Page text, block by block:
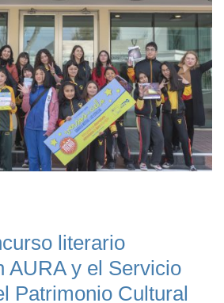
literario
AURA y el Servicio
Patrimonio Cultural